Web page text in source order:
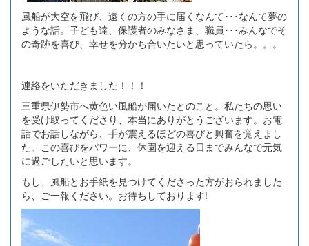
風船が大空を飛び、遠くの方の手に届くなんて･･･なんて夢の
ような話。子ども達、保護者のみなさま、職員･･･みんなでそ
の奇跡を喜び、幸せを分かち合いたいと思っていたら。。。
連絡をいただきました！！！
三重県伊勢市へ黄色い風船が届いたとのこと。私たちの思い
を受け取ってくださり、本当にありがとうございます。お電
話でお話しながら、手が震えるほどの喜びと興奮を覚えまし
た。この喜びをパワーに、休園を迎える日までみんなで元気
に過ごしたいと思います。
もし、風船とお手紙を見つけてくださった方がおられました
ら、ご一報ください。お待ちしております!